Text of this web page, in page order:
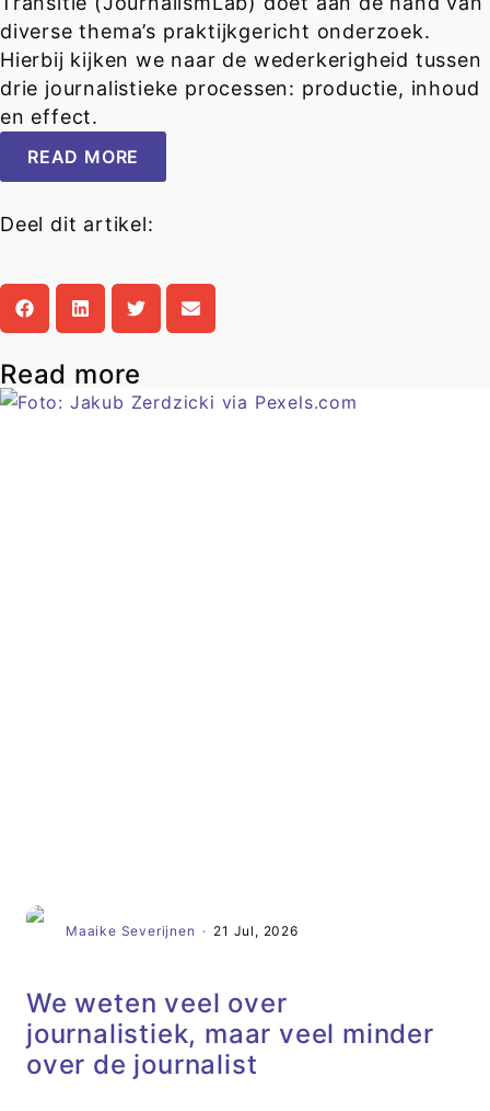
diverse thema’s praktijkgericht onderzoek.
Hierbij kijken we naar de wederkerigheid tussen
drie journalistieke processen: productie, inhoud
en effect.
READ MORE
Deel dit artikel:
Read more
Maaike Severijnen · 21 Jul, 2026
We weten veel over
journalistiek, maar veel minder
over de journalist